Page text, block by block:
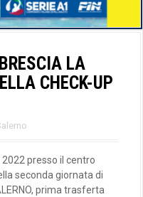
LA
CHECK-UP
presso il centro
seconda giornata di
prima trasferta